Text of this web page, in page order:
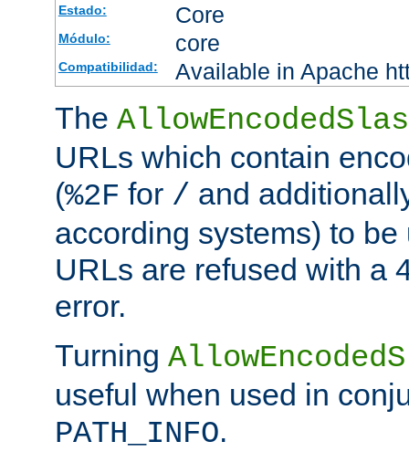
Estado: Core
Módulo: core
Compatibilidad: Available in Apache
The
URLs which contain
(%2F for / and
according systems) to
URLs are refused with a
error.
Turning
useful when used in
PATH_INFO.